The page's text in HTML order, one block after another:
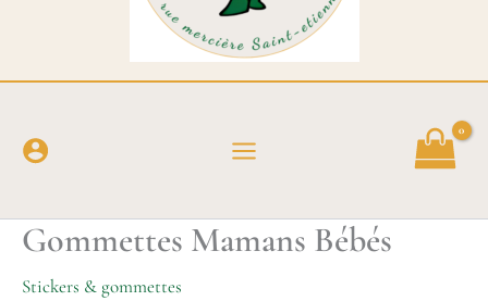
Gommettes Mamans Bébés
Stickers & gommettes